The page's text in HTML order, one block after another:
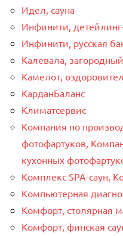
Идел, сауна
Инфинити,
Инфинити, русская
Калевала,
Камелот,
КарданБаланс
Климатсервис
Компания по
фотофартуков,
кухонных
Комплекс SPA-саун,
Компьютерная
Комфорт, столярная
Комфорт, финская